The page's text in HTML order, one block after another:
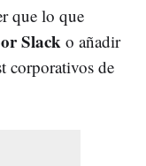
que lo que
Slacko añadir
corporativos de